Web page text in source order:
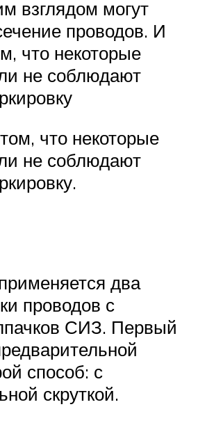
взглядом могут
проводов. И
что некоторые
не соблюдают
что некоторые
не соблюдают
два
проводов с
СИЗ. Первый
способ: с
скруткой.